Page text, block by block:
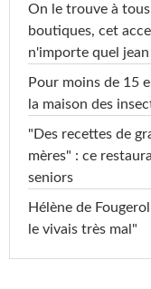
On le trouve à
boutiques, cet
n'importe quel
Pour moins de 15
la maison des
"Des recettes de
mères" : ce
seniors
Hélène de
le vivais très mal"